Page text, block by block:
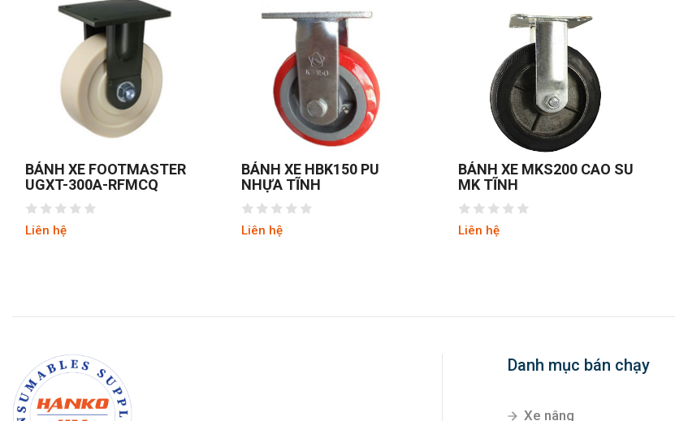
BÁNH XE HBK150 PU
NHỰA TĨNH
Liên hệ
BÁNH XE MKS200 CAO SU
MK TĨNH
Liên hệ
BÁNH XE MKS200 CAO SU
PH KHÓA
Liên hệ
Danh mục bán chạy
Xe nâng